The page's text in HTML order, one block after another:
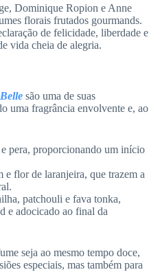
Dominique Ropion e Anne
florais frutados gourmands.
de felicidade, liberdade e
vida cheia de alegria.
são uma de suas
uma fragrância envolvente e, ao
e pera, proporcionando um início
e flor de laranjeira, que trazem a
patchouli e fava tonka,
e adocicado ao final da
seja ao mesmo tempo doce,
especiais, mas também para